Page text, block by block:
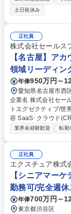
成、削除■PCの設定や携帯端末の
システムへのアクセ
管理（ポケットWi-Fi
わせ、トラブルシュ
の運用方針の策定、
対応 募集職種 急募【大阪】社内SE★東証グロース市場上場★リモートワ
ーク可能
土日祝休み
正社員
株式会社セールス
【名古屋】ア
領域リーディン
年俸950万円～
愛知県名古屋市西
企業名 株式会社セールスフォース
トエグゼクティブ/世界
容 SaaS･クラウド
aaSクラウドソリュ
て地区ごとに割り当
の立案を行い、新規
プセル、クロスセル
リーダーが中心、コ
ます。 募集職種 【名古屋】アカウントエグゼクティブ/世界No1のSaaS領
域リーディングカン
業界未経験歓迎 転勤
正社員
エクスチュア株式
【シニアマー
勤務可/完全週
年俸700万円～
東京都渋谷区